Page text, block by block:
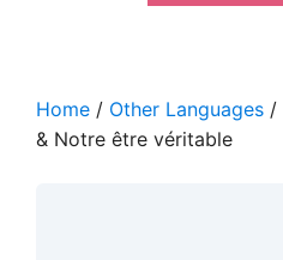
Home / Other Languages /
& Notre être véritable